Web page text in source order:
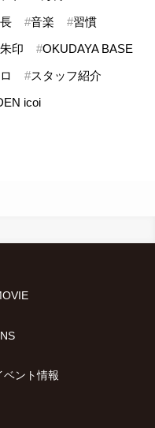
#音楽 #習慣
印 #OKUDAYA BASE
#スタッフ紹介
icoi
ベント情報